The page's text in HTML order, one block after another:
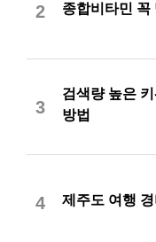
2 종합비타민 꼭
3
검색량 높은
방법
4 제주도 여행